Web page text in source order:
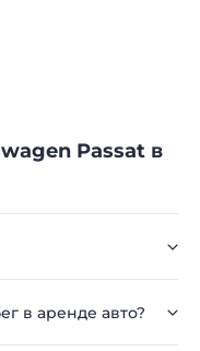
Passat в
в аренде авто?